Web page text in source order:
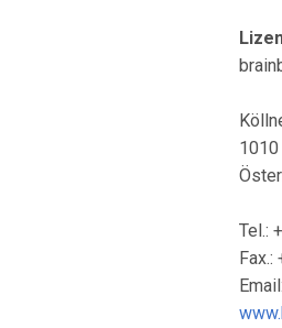
1010
Tel.:
Fax.: